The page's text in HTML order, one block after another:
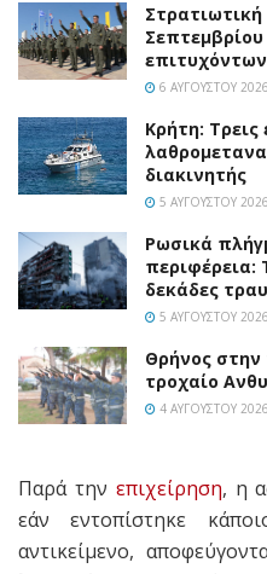
επιτυχόντων
6 ΑΥΓΟΎΣΤΟΥ 2026
Κρήτη: Τρεις
διακινητής
5 ΑΥΓΟΎΣΤΟΥ 2026
Ρωσικά
περιφέρεια:
δεκάδες
5 ΑΥΓΟΎΣΤΟΥ 2026
Θρήνος
τροχαίο
4 ΑΥΓΟΎΣΤΟΥ 2026
Παρά την επιχείρηση, η
εάν εντοπίστηκε
αντικείμενο,